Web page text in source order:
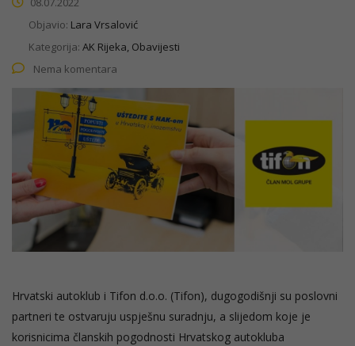
Objavio: Lara Vrsalović
Kategorija: AK Rijeka, Obavijesti
Nema komentara
Hrvatski autoklub i Tifon d.o.o. (Tifon), dugogodišnji su poslovni
partneri te ostvaruju uspješnu suradnju, a slijedom koje je
korisnicima članskih pogodnosti Hrvatskog autokluba